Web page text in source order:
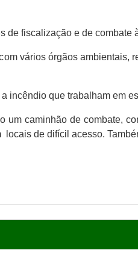
de fiscalização e de
vários órgãos
incêndio que trabalham em
um caminhão de combate,
de difícil acesso.